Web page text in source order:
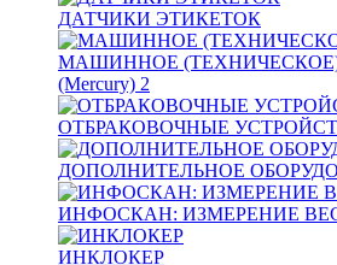
ДАТЧИКИ ЭТИКЕТОК
МАШИННОЕ (ТЕХНИЧЕСКОЕ)
(Mercury) 2
ОТБРАКОВОЧНЫЕ
ДОПОЛНИТЕЛЬНОЕ
ИНФОСКАН: ИЗМЕРЕНИЕ
ИНКЛОКЕР